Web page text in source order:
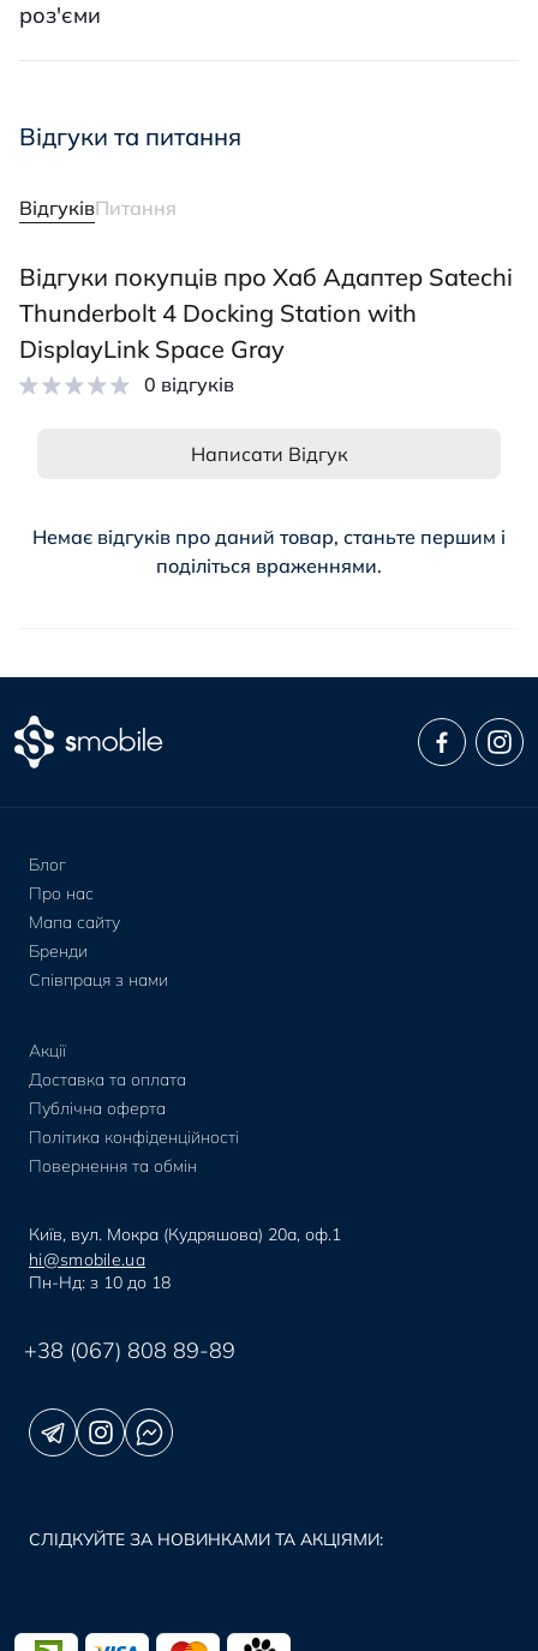
роз'єми
Відгуки та питання
ВідгуківПитання
Відгуки покупців про Хаб Адаптер Satechi
Thunderbolt 4 Docking Station with
DisplayLink Space Gray
0 відгуків
Написати Відгук
Немає відгуків про даний товар, станьте першим і
поділіться враженнями.
Блог
Про нас
Мапа сайту
Бренди
Співпраця з нами
Акції
Доставка та оплата
Публічна оферта
Політика конфіденційності
Повернення та обмін
Київ, вул. Мокра (Кудряшова) 20а, оф.1
hi@smobile.ua
Пн-Нд: з 10 до 18
+38 (067) 808 89-89
СЛІДКУЙТЕ ЗА НОВИНКАМИ ТА АКЦІЯМИ: